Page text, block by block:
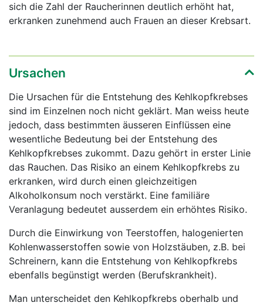
sich die Zahl der Raucherinnen deutlich erhöht hat,
erkranken zunehmend auch Frauen an dieser Krebsart.
Ursachen
Die Ursachen für die Entstehung des Kehlkopfkrebses
sind im Einzelnen noch nicht geklärt. Man weiss heute
jedoch, dass bestimmten äusseren Einflüssen eine
wesentliche Bedeutung bei der Entstehung des
Kehlkopfkrebses zukommt. Dazu gehört in erster Linie
das Rauchen. Das Risiko an einem Kehlkopfkrebs zu
erkranken, wird durch einen gleichzeitigen
Alkoholkonsum noch verstärkt. Eine familiäre
Veranlagung bedeutet ausserdem ein erhöhtes Risiko.
Durch die Einwirkung von Teerstoffen, halogenierten
Kohlenwasserstoffen sowie von Holzstäuben, z.B. bei
Schreinern, kann die Entstehung von Kehlkopfkrebs
ebenfalls begünstigt werden (Berufskrankheit).
Man unterscheidet den Kehlkopfkrebs oberhalb und